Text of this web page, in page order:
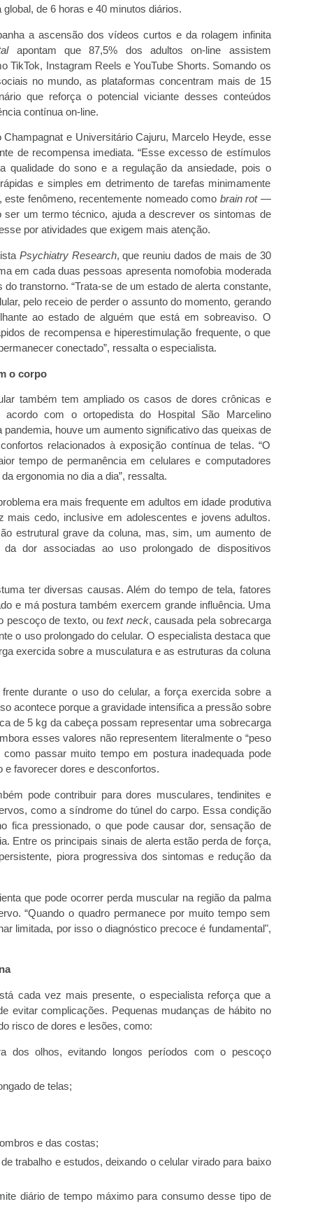
de 6 horas e 40 minutos diários.
a ascensão dos vídeos curtos e da rolagem infinita
apontam que 87,5% dos adultos on-line assistem
TikTok, Instagram Reels e YouTube Shorts. Somando os
no mundo, as plataformas concentram mais de 15
que reforça o potencial viciante desses conteúdos
contínua on-line.
e Universitário Cajuru, Marcelo Heyde, esse
de recompensa imediata. “Esse excesso de estímulos
qualidade do sono e a regulação da ansiedade, pois o
e simples em detrimento de tarefas minimamente
fenômeno, recentemente nomeado como brain rot—
um termo técnico, ajuda a descrever os sintomas de
por atividades que exigem mais atenção.
Psychiatry Research, que reuniu dados de mais de 30
em cada duas pessoas apresenta nomofobia moderada
transtorno. “Trata-se de um estado de alerta constante,
pelo receio de perder o assunto do momento, gerando
ao estado de alguém que está em sobreaviso. O
de recompensa e hiperestimulação frequente, o que
conectado”, ressalta o especialista.
o corpo
também tem ampliado os casos de dores crônicas e
com o ortopedista do Hospital São Marcelino
houve um aumento significativo das queixas de
relacionados à exposição contínua de telas. “O
tempo de permanência em celulares e computadores
ergonomia no dia a dia”, ressalta.
era mais frequente em adultos em idade produtiva
cedo, inclusive em adolescentes e jovens adultos.
estrutural grave da coluna, mas, sim, um aumento de
dor associadas ao uso prolongado de dispositivos
ter diversas causas. Além do tempo de tela, fatores
e má postura também exercem grande influência. Uma
pescoço de texto, outext neck, causada pela sobrecarga
o uso prolongado do celular. O especialista destaca que
exercida sobre a musculatura e as estruturas da coluna
durante o uso do celular, a força exercida sobre a
acontece porque a gravidade intensifica a pressão sobre
de 5 kg da cabeça possam representar uma sobrecarga
esses valores não representem literalmente o “peso
passar muito tempo em postura inadequada pode
favorecer dores e desconfortos.
pode contribuir para dores musculares, tendinites e
como a síndrome do túnel do carpo. Essa condição
fica pressionado, o que pode causar dor, sensação de
Entre os principais sinais de alerta estão perda de força,
piora progressiva dos sintomas e redução da
que pode ocorrer perda muscular na região da palma
“Quando o quadro permanece por muito tempo sem
limitada, por isso o diagnóstico precoce é fundamental",
cada vez mais presente, o especialista reforça que a
evitar complicações. Pequenas mudanças de hábito no
risco de dores e lesões, como:
dos olhos, evitando longos períodos com o pescoço
de telas;
e das costas;
trabalho e estudos, deixando o celular virado para baixo
diário de tempo máximo para consumo desse tipo de